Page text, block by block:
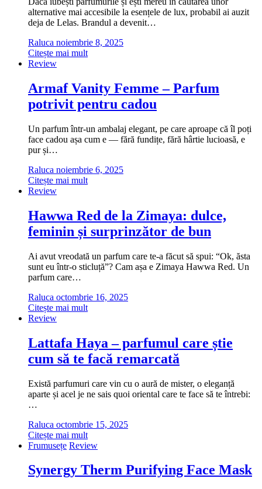
alternative mai accesibile la esențele de lux, probabil ai auzit
deja de Lelas. Brandul a devenit…
Raluca noiembrie 8, 2025
Citește mai mult
Review
Armaf Vanity Femme – Parfum
potrivit pentru cadou
Un parfum într-un ambalaj elegant, pe care aproape că îl poți
face cadou așa cum e — fără fundițe, fără hârtie lucioasă, e
pur și…
Raluca noiembrie 6, 2025
Citește mai mult
Review
Hawwa Red de la Zimaya: dulce,
feminin și surprinzător de bun
Ai avut vreodată un parfum care te-a făcut să spui: “Ok, ăsta
sunt eu într-o sticluță”? Cam așa e Zimaya Hawwa Red. Un
parfum care…
Raluca octombrie 16, 2025
Citește mai mult
Review
Lattafa Haya – parfumul care știe
cum să te facă remarcată
Există parfumuri care vin cu o aură de mister, o eleganță
aparte și acel je ne sais quoi oriental care te face să te întrebi:
…
Raluca octombrie 15, 2025
Citește mai mult
Frumusețe Review
Synergy Therm Purifying Face Mask